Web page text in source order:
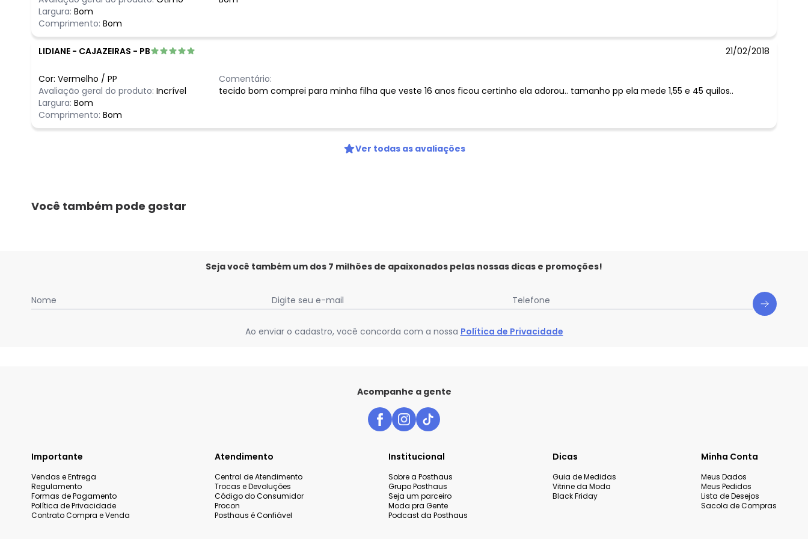
Largura: Bom
Comprimento: Bom
LIDIANE - CAJAZEIRAS - PB 21/02/2018
Cor: Vermelho / PP
Avaliação geral do produto: Incrível
Largura: Bom
Comprimento: Bom
Comentário:
tecido bom comprei para minha filha que veste 16 anos ficou certinho ela adorou.. tamanho pp ela mede 1,55 e 45 quilos..
Ver todas as avaliações
Você também pode gostar
Seja você também um dos 7 milhões de apaixonados pelas nossas dicas e promoções!
Nome Digite seu e-mail Telefone
Ao enviar o cadastro, você concorda com a nossa Política de Privacidade
Acompanhe a gente
Importante
Vendas e Entrega
Regulamento
Formas de Pagamento
Política de Privacidade
Contrato Compra e Venda
Atendimento
Central de Atendimento
Trocas e Devoluções
Código do Consumidor
Procon
Posthaus é Confiável
Institucional
Sobre a Posthaus
Grupo Posthaus
Seja um parceiro
Moda pra Gente
Podcast da Posthaus
Dicas
Guia de Medidas
Vitrine da Moda
Black Friday
Minha Conta
Meus Dados
Meus Pedidos
Lista de Desejos
Sacola de Compras